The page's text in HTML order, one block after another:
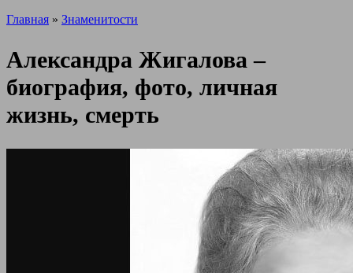
Главная » Знаменитости
Александра Жигалова –
биография, фото, личная
жизнь, смерть